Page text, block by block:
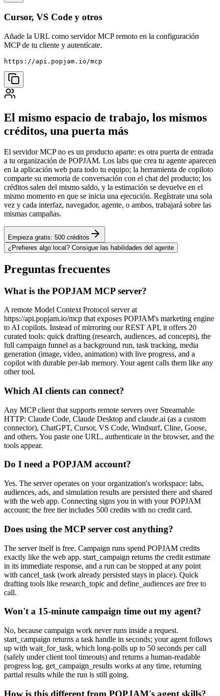
Cursor, VS Code y otros
Añade la URL como servidor MCP remoto en la configuración
MCP de tu cliente y autentícate.
https://api.popjam.io/mcp
El mismo espacio de trabajo, los mismos
créditos, una puerta más
El servidor MCP no es un producto aparte: es otra puerta de entrada
a tu organización de POPJAM. Los labs que crea tu agente aparecen
en la aplicación web para todo tu equipo; la herramienta de copiloto
comparte su memoria de conversación con el chat del producto; los
créditos salen del mismo saldo, y la estimación se devuelve en el
mismo momento en que se inicia una ejecución. Regístrate una sola
vez y cada interfaz, navegador, agente, o ambos, trabajará sobre las
mismas campañas.
Empieza gratis: 500 créditos
¿Prefieres algo local? Consigue las habilidades del agente
Preguntas frecuentes
What is the POPJAM MCP server?
A remote Model Context Protocol server at
https://api.popjam.io/mcp that exposes POPJAM's marketing engine
to AI copilots. Instead of mirroring our REST API, it offers 20
curated tools: quick drafting (research, audiences, ad concepts), the
full campaign funnel as a background run, task tracking, media
generation (image, video, animation) with live progress, and a
copilot with durable per-lab memory. Your agent calls them like any
other tool.
Which AI clients can connect?
Any MCP client that supports remote servers over Streamable
HTTP: Claude Code, Claude Desktop and claude.ai (as a custom
connector), ChatGPT, Cursor, VS Code, Windsurf, Cline, Goose,
and others. You paste one URL, authenticate in the browser, and the
tools appear.
Do I need a POPJAM account?
Yes. The server operates on your organization's workspace: labs,
audiences, ads, and simulation results are persisted there and shared
with the web app. Connecting signs you in with your POPJAM
account; the free tier includes 500 credits with no credit card.
Does using the MCP server cost anything?
The server itself is free. Campaign runs spend POPJAM credits
exactly like the web app. start_campaign returns the credit estimate
in its immediate response, and a run can be stopped at any point
with cancel_task (work already persisted stays in place). Quick
drafting tools like research_topic and define_audiences are free to
call.
Won't a 15-minute campaign time out my agent?
No, because campaign work never runs inside a request.
start_campaign returns a task handle in seconds; your agent follows
up with wait_for_task, which long-polls up to 50 seconds per call
(safely under client tool timeouts) and returns a human-readable
progress log. get_campaign_results works at any time, returning
partial results while the run is still going.
How is this different from POPJAM's agent skills?